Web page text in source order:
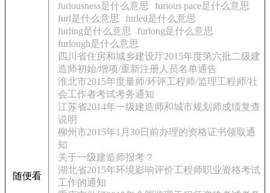
随便看
furiousness是什么意思
furious pace是什么意思
furl是什么意思
furled是什么意思
furling是什么意思
furlong是什么意思
furlough是什么意思
四川省住房和城乡建设厅2015年度第六批二级建
造师初始/增项/重新注册人员名单通告
淮北市2015年度量师/环评工程师/监理工程师/社
会工作者考试考务通知
江苏省2014年一级建造师和城市规划师成绩复查
说明
柳州市2015年1月30日前办理的资格证书领取通
知
关于一级建造师报考？
湖北省2015年环境影响评价工程师职业资格考试
工作的通知